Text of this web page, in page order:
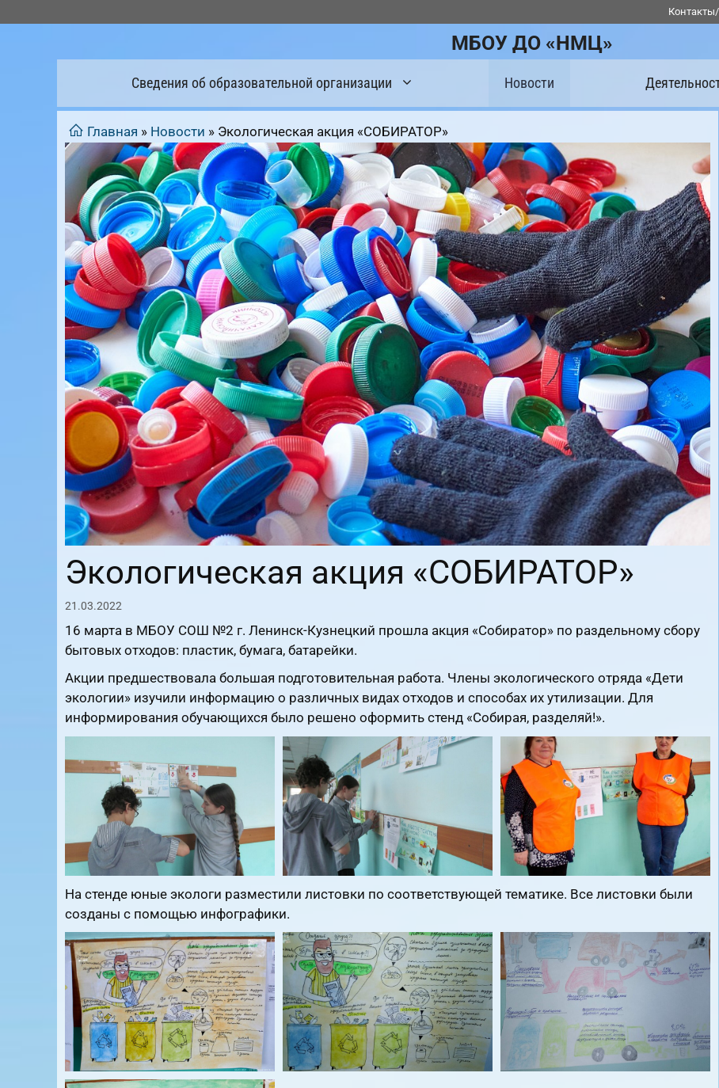
к
МБОУ ДО «НМЦ»
Сведения об образовательной организации Новости
Главная » Новости » Экологическая акция «СОБИРАТОР»
Экологическая акция «СОБИРАТОР»
21.03.2022
16 марта в МБОУ СОШ №2 г. Ленинск-Кузнецкий прошла акция «Собиратор» по раздельному сбору
бытовых отходов: пластик, бумага, батарейки.
Акции предшествовала большая подготовительная работа. Члены экологического отряда «Дети
экологии» изучили информацию о различных видах отходов и способах их утилизации. Для
информирования обучающихся было решено оформить стенд «Собирая, разделяй!».
На стенде юные экологи разместили листовки по соответствующей тематике. Все листовки были
созданы с помощью инфографики.